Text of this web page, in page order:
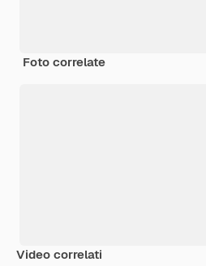
Foto correlate
Video correlati